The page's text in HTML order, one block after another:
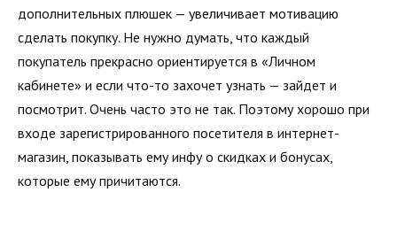
дополнительных плюшек — увеличивает мотивацию
сделать покупку. Не нужно думать, что каждый
покупатель прекрасно ориентируется в «Личном
кабинете» и если что-то захочет узнать — зайдет и
посмотрит. Очень часто это не так. Поэтому хорошо при
входе зарегистрированного посетителя в интернет-
магазин, показывать ему инфу о скидках и бонусах,
которые ему причитаются.